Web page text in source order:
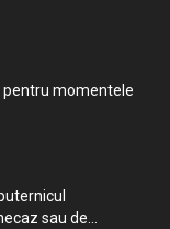
pentru momentele
sau de...